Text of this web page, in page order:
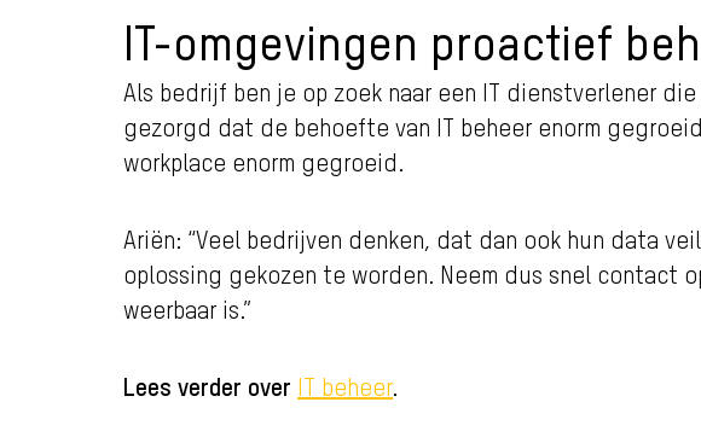
IT-omgevingen proactief
Als bedrijf ben je op zoek naar een IT dienstverlener
gezorgd dat de behoefte van IT beheer enorm
workplace enorm gegroeid.
Ariën: “Veel bedrijven denken, dat dan ook hun data
oplossing gekozen te worden. Neem dus snel contact
weerbaar is.”
Lees verder over IT beheer.